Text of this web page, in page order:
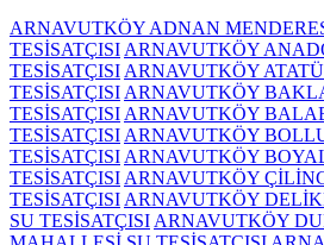
ARNAVUTKÖY ADNAN
TESİSATÇISI ARNAVUTKÖY
TESİSATÇISI ARNAVUTKÖY
TESİSATÇISI ARNAVUTKÖY
TESİSATÇISI ARNAVUTKÖY
TESİSATÇISI ARNAVUTKÖY
TESİSATÇISI ARNAVUTKÖY
TESİSATÇISI ARNAVUTKÖY
TESİSATÇISI ARNAVUTKÖY
SU TESİSATÇISI ARNAVUTKÖY